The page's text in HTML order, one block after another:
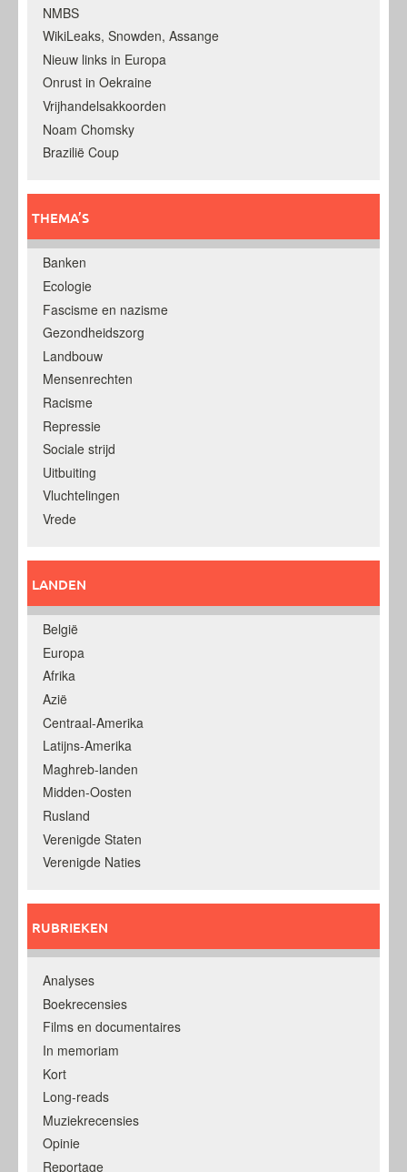
NMBS
WikiLeaks, Snowden, Assange
Nieuw links in Europa
Onrust in Oekraine
Vrijhandelsakkoorden
Noam Chomsky
Brazilië Coup
THEMA’S
Banken
Ecologie
Fascisme en nazisme
Gezondheidszorg
Landbouw
Mensenrechten
Racisme
Repressie
Sociale strijd
Uitbuiting
Vluchtelingen
Vrede
LANDEN
België
Europa
Afrika
Azië
Centraal-Amerika
Latijns-Amerika
Maghreb-landen
Midden-Oosten
Rusland
Verenigde Staten
Verenigde Naties
RUBRIEKEN
Analyses
Boekrecensies
Films en documentaires
In memoriam
Kort
Long-reads
Muziekrecensies
Opinie
Reportage